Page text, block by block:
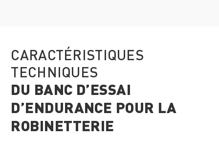
CARACTÉRISTIQUES
TECHNIQUES
DU BANC D’ESSAI
D’ENDURANCE POUR LA
ROBINETTERIE